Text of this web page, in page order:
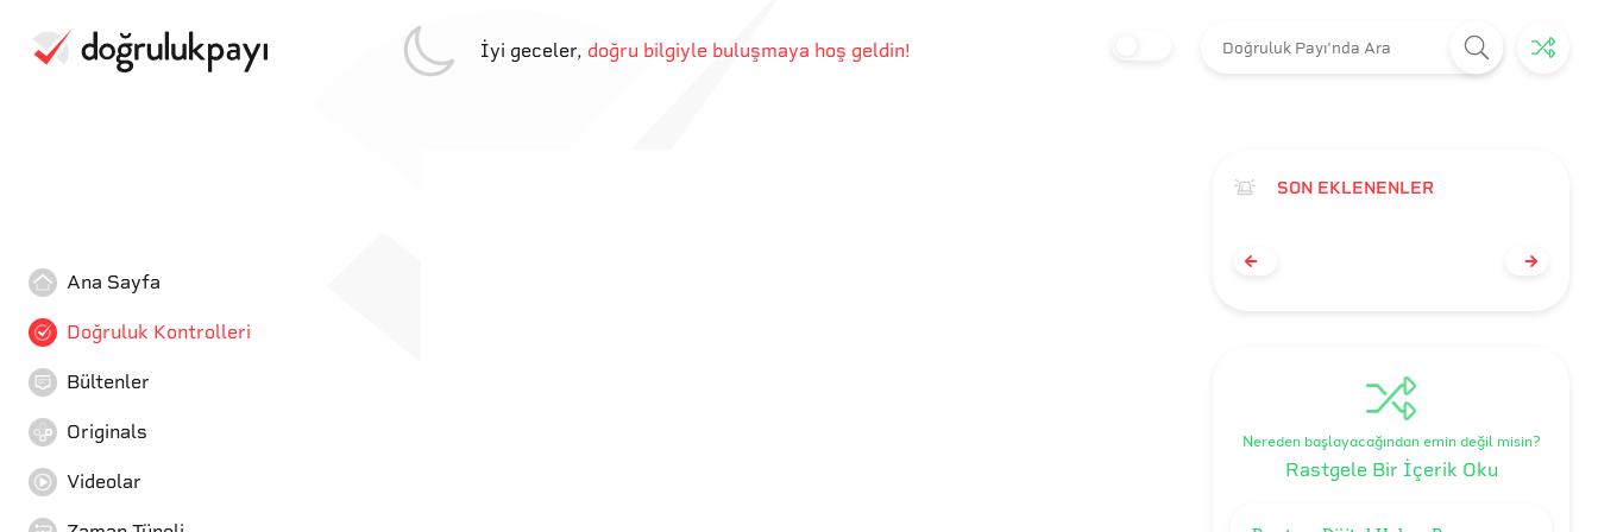
İyi geceler, doğru bilgiyle buluşmaya hoş geldin!
Ana Sayfa
Doğruluk Kontrolleri
Bültenler
Originals
Videolar
SON EKLENENLER
Nereden başlayacağından emin değil misin?
Rastgele Bir İçerik Oku